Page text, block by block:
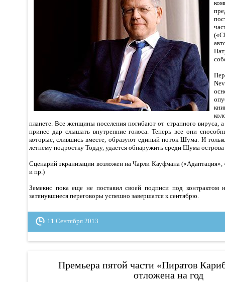
планете. Все женщины поселения погибают от странного
принес дар слышать внутренние голоса. Теперь все они
которые, слившись вместе, образуют единый поток Шума. И
летнему подростку Тодду, удается обнаружить среди Шума
Сценарий экранизации возложен на Чарли Кауфмана
и пр.)
Земекис пока еще не поставил своей подписи под контрактом
затянувшиеся переговоры успешно завершатся к сентябрю.
11 Сентября 2013
Премьера пятой части «Пиратов
отложена на год